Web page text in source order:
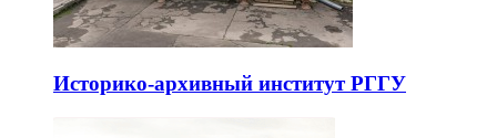
Историко-архивный институт РГГУ